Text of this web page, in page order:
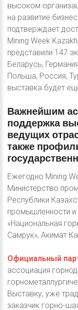
высоком
на развитие
подтверждает
Mining Week
представили 147
Беларусь,
Польша, Россия,
выставка будет
Важнейшим
поддержка
ведущих
также
Ежегодно Mining
Министерство
Республики
промышленности и
«Национальная
Самрук», Акимат
Официальный
ассоциация
Выставку, уже
заказчик горно-